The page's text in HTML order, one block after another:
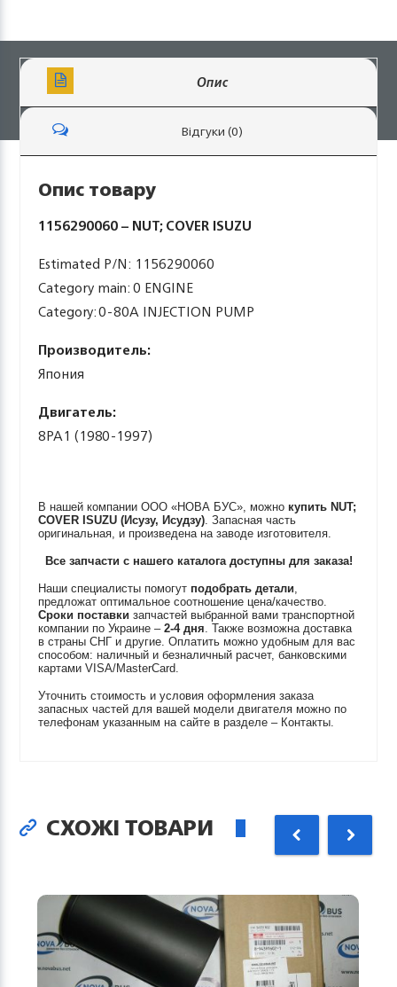
Опис
Відгуки (0)
Опис товару
1156290060 – NUT; COVER ISUZU
Estimated P/N: 1156290060
Category main: 0 ENGINE
Category: 0-80A INJECTION PUMP
Производитель:
Япония
Двигатель:
8PA1 (1980-1997)
В нашей компании ООО «НОВА БУС», можно купить NUT;
COVER ISUZU (Исузу, Исудзу). Запасная часть
оригинальная, и произведена на заводе изготовителя.
Все запчасти с нашего каталога доступны для заказа!
Наши специалисты помогут подобрать детали,
предложат оптимальное соотношение цена/качество.
Сроки поставки запчастей выбранной вами транспортной
компании по Украине –2-4 дня. Также возможна доставка
в страны СНГ и другие. Оплатить можно удобным для вас
способом: наличный и безналичный расчет, банковскими
картами VISA/MasterCard.
Уточнить стоимость и условия оформления заказа
запасных частей для вашей модели двигателя можно по
телефонам указанным на сайте в разделе – Контакты.
СХОЖІ ТОВАРИ